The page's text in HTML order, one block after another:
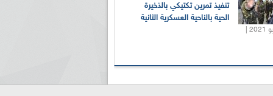
تنفيذ تمرين تكتيكي بالذخيرة
الحية بالناحية العسكرية الثانية